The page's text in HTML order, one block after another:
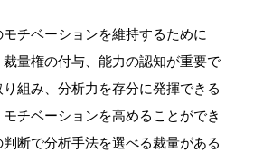
チベーションを維持するために
量権の付与、能力の認知が重要で
組み、分析力を存分に発揮できる
チベーションを高めることができ
断で分析手法を選べる裁量がある